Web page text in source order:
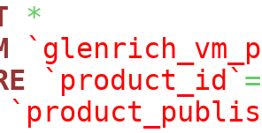
*
`product_id` =